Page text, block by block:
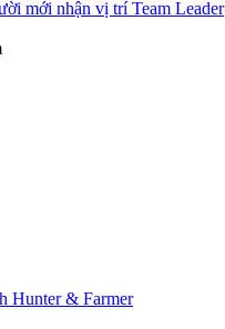
mới nhận vị trí Team Leader
Hunter & Farmer